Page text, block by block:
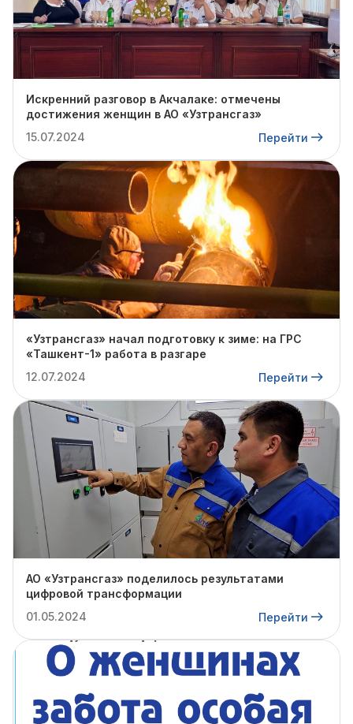
Искренний разговор в Акчалаке: отмечены
достижения женщин в АО «Узтрансгаз»
15.07.2024
Перейти
«Узтрансгаз» начал подготовку к зиме: на ГРС
«Ташкент-1» работа в разгаре
12.07.2024
Перейти
АО «Узтрансгаз» поделилось результатами
цифровой трансформации
01.05.2024
Перейти